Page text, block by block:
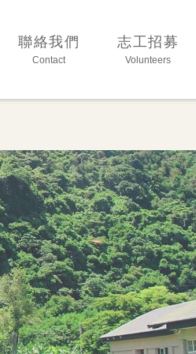
聯絡我們
Contact
志工招募
Volunteers